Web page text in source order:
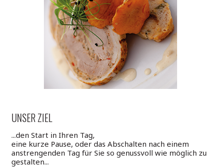
UNSER ZIEL
...den Start in Ihren Tag,
eine kurze Pause, oder das Abschalten nach einem
anstrengenden Tag für Sie so genussvoll wie möglich zu
gestalten...